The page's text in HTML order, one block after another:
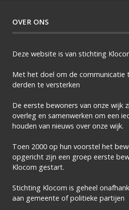
OVER ONS
Deze website is van stichting
Met het doel om de communicatie
derden te versterken
De eerste bewoners van onze wijk
overleg en samenwerken om een
houden van nieuws over onze wijk.
Toen 2000 op hun voorstel het
opgericht zijn een groep eerste
Klocom gestart.
Stichting Klocom is geheel
aan gemeente of politieke partijen